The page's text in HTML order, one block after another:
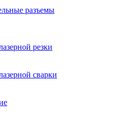
разъемы
резки
сварки